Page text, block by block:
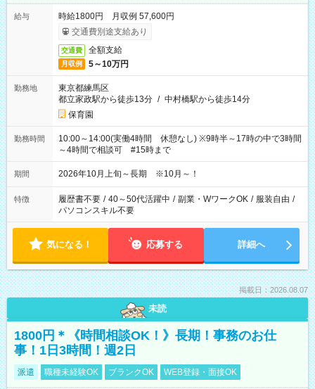
給与
時給1800円 月収例 57,600円
交通費別途支給あり
交通費 全額支給
月収例 5～10万円
勤務地
東京都練馬区
都立家政駅から徒歩13分 / 中村橋駅から徒歩14分
保育園
勤務時間
10:00～14:00(実働4時間 休憩なし) ※9時半～17時の中で3時間
～4時間で相談可 #15時まで
期間 2026年10月上旬～長期 ※10月～！
特徴 履歴書不要 / 40～50代活躍中 / 副業・WワークOK / 服装自由 /
パソコンスキル不要
気になる！ 応募する 詳細へ
掲載日：2026.08.07
未読
1800円＊《時間相談OK！》長期！事務のお仕
事！1日3時間！週2日
派遣 職種未経験OK ブランクOK WEB登録・面接OK